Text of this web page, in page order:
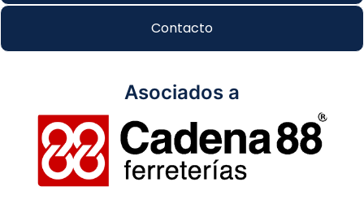
Contacto
Asociados a